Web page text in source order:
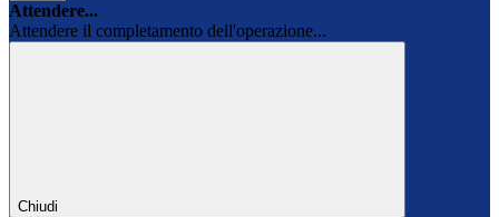
Attendere...
Attendere il completamento dell'operazione...
Chiudi